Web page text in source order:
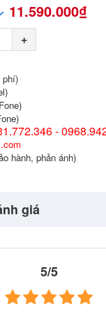
11.590.000₫
+
phí)
-
hành, phản ánh)
giá
5/5